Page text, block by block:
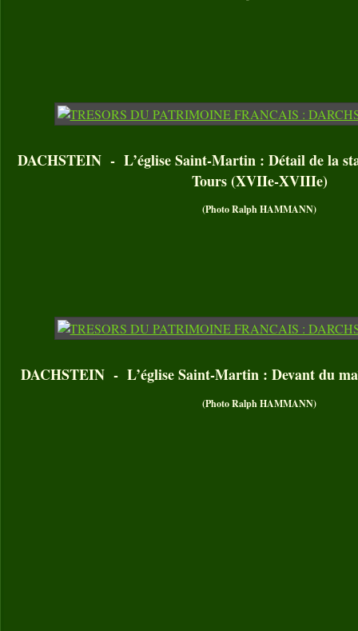
DACHSTEIN - L’église Saint-Martin : Détail de la
Tours (XVIIe-XVIIIe)
(Photo Ralph HAMMANN)
DACHSTEIN - L’église Saint-Martin : Devant du
(Photo Ralph HAMMANN)